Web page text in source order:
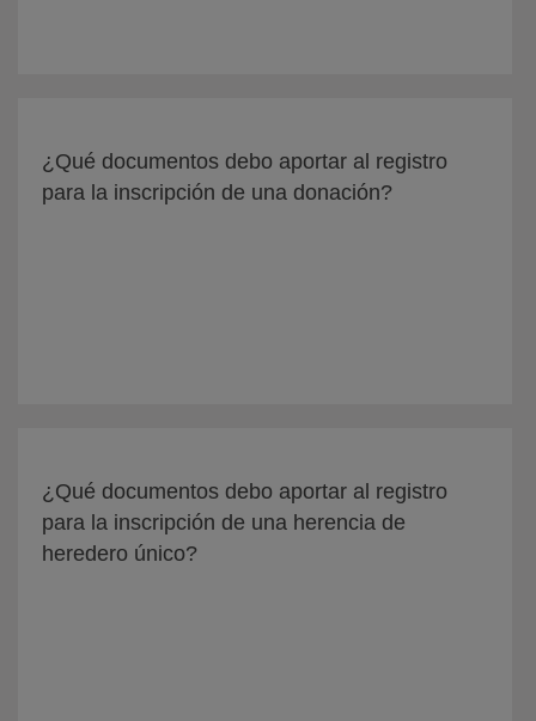
¿Qué documentos debo aportar al registro
para la inscripción de una donación?
¿Qué documentos debo aportar al registro
para la inscripción de una herencia de
heredero único?